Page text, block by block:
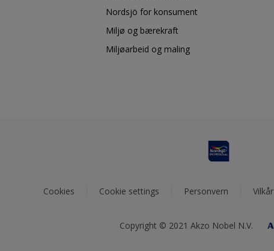
Nordsjö for konsument
Miljø og bærekraft
Miljøarbeid og maling
Cookies Cookie settings Personvern Vilkår
Copyright © 2021 Akzo Nobel N.V.